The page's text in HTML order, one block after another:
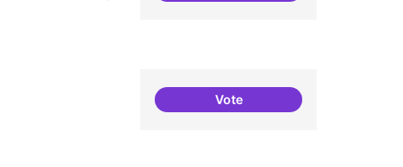
VoteConnectar repositori de